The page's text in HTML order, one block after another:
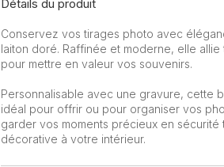
en
Détails du produit
Conservez vos tirages photo avec
laiton doré. Raffinée et moderne, elle
pour mettre en valeur vos souvenirs.
Personnalisable avec une gravure, cette
idéal pour offrir ou pour organiser vos
garder vos moments précieux en sécurité
décorative à votre intérieur.